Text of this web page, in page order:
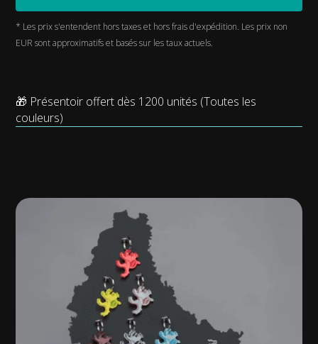
* Les prix s'entendent hors taxes et hors frais d'expédition. Les prix non
EUR sont approximatifs et basés sur les taux actuels.
🎁 Présentoir offert dès 1200 unités (Toutes les
couleurs)